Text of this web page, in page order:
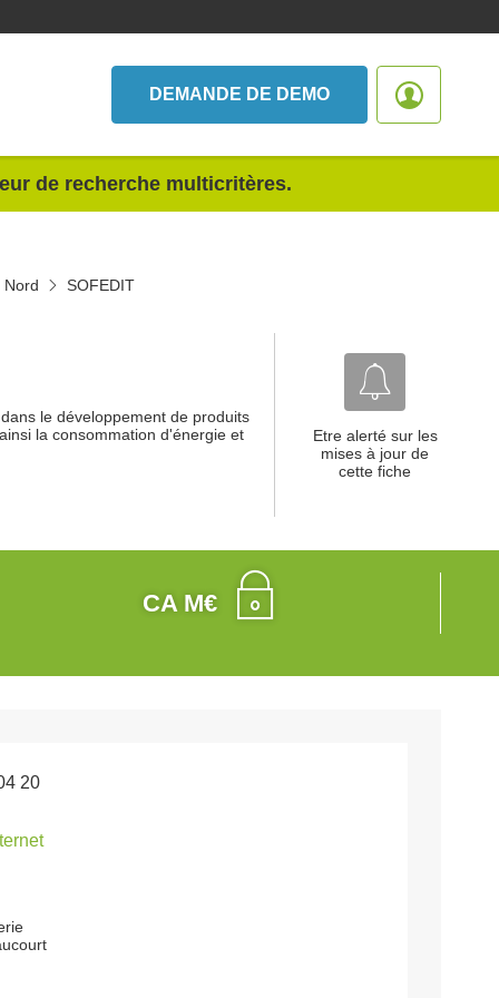
DEMANDE DE DEMO
de recherche multicritères.
Nord SOFEDIT
le développement de produits
la consommation d'énergie et
Etre alerté sur les
mises à jour de
cette fiche
CA M€
20